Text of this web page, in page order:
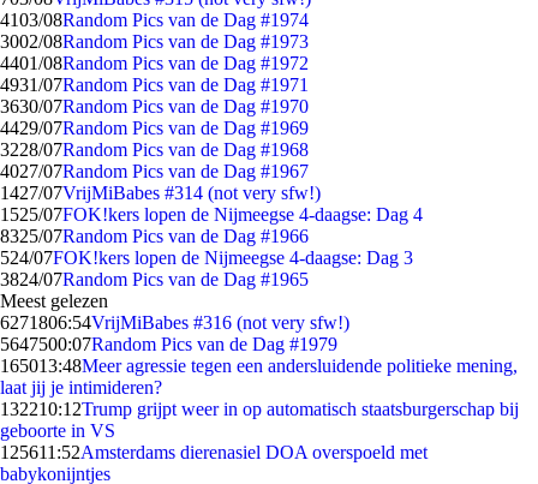
4103/08Random Pics van de Dag #1974
3002/08Random Pics van de Dag #1973
4401/08Random Pics van de Dag #1972
4931/07Random Pics van de Dag #1971
3630/07Random Pics van de Dag #1970
4429/07Random Pics van de Dag #1969
3228/07Random Pics van de Dag #1968
4027/07Random Pics van de Dag #1967
1427/07VrijMiBabes #314 (not very sfw!)
1525/07FOK!kers lopen de Nijmeegse 4-daagse: Dag 4
8325/07Random Pics van de Dag #1966
524/07FOK!kers lopen de Nijmeegse 4-daagse: Dag 3
3824/07Random Pics van de Dag #1965
Meest gelezen
6271806:54VrijMiBabes #316 (not very sfw!)
5647500:07Random Pics van de Dag #1979
165013:48Meer agressie tegen een andersluidende politieke mening,
laat jij je intimideren?
132210:12Trump grijpt weer in op automatisch staatsburgerschap bij
geboorte in VS
125611:52Amsterdams dierenasiel DOA overspoeld met
babykonijntjes